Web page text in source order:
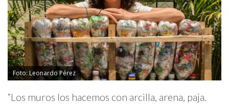
Foto: Leonardo Pérez
“Los muros los hacemos con arcilla, arena, paja.